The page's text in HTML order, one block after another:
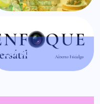
ENFOQUE VERSÁTIL